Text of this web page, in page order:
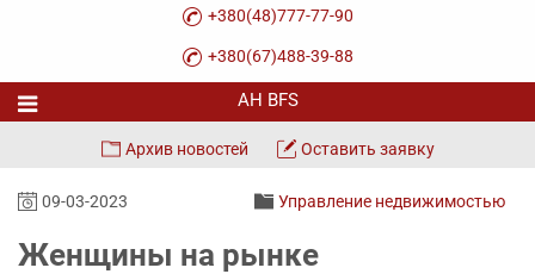
+380(48)777-77-90
+380(67)488-39-88
Архив новостей Оставить заявку
09-03-2023 Управление недвижимостью
Женщины на рынке